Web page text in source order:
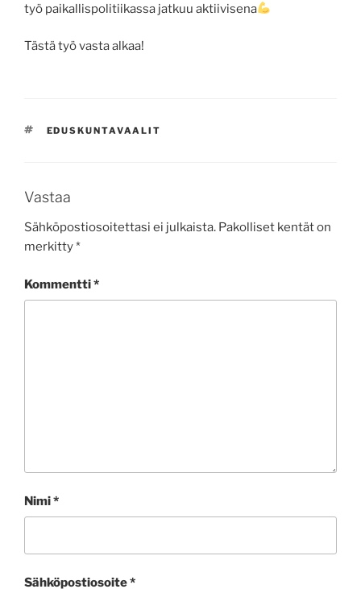
työ paikallispolitiikassa jatkuu aktiivisena
Tästä työ vasta alkaa!
AVAINSANAT
EDUSKUNTAVAALIT
Vastaa
Sähköpostiosoitettasi ei julkaista. Pakolliset kentät on
merkitty*
Kommentti*
Nimi*
Sähköpostiosoite*